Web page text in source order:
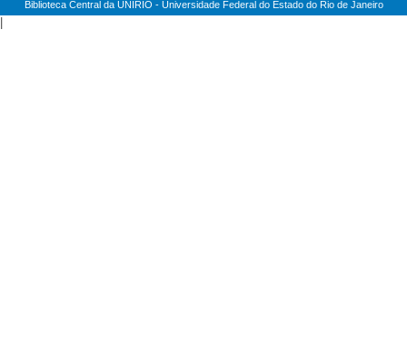
Biblioteca Central da UNIRIO - Universidade Federal do Estado do Rio de Janeiro